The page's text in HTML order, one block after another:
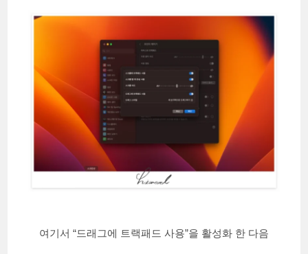
여기서 “드래그에 트랙패드 사용”을 활성화 한 다음